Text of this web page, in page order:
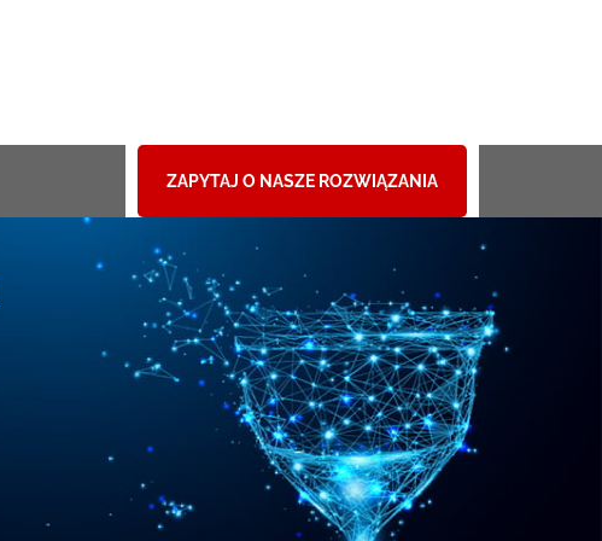
ZAPYTAJ O NASZE ROZWIĄZANIA